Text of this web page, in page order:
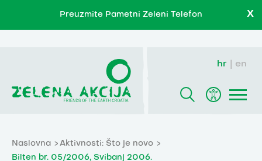
Preuzmite Pametni Zeleni Telefon X
hr en
Naslovna
Aktivnosti: Što je novo
Bilten br. 05/2006, Svibanj 2006.